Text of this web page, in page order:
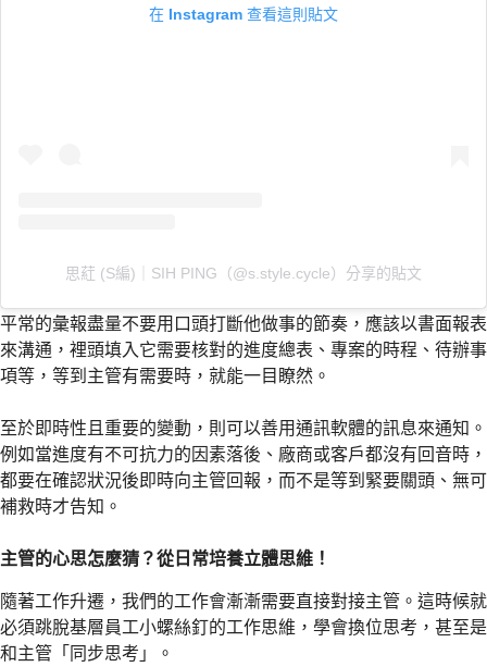
在 Instagram 查看這則貼文
思葒 (S編)｜SIH PING（@s.style.cycle）分享的貼文
平常的彙報盡量不要用口頭打斷他做事的節奏，應該以書面報表
來溝通，裡頭填入它需要核對的進度總表、專案的時程、待辦事
項等，等到主管有需要時，就能一目瞭然。
至於即時性且重要的變動，則可以善用通訊軟體的訊息來通知。
例如當進度有不可抗力的因素落後、廠商或客戶都沒有回音時，
都要在確認狀況後即時向主管回報，而不是等到緊要關頭、無可
補救時才告知。
主管的心思怎麼猜？從日常培養立體思維！
隨著工作升遷，我們的工作會漸漸需要直接對接主管。這時候就
必須跳脫基層員工小螺絲釘的工作思維，學會換位思考，甚至是
和主管「同步思考」。